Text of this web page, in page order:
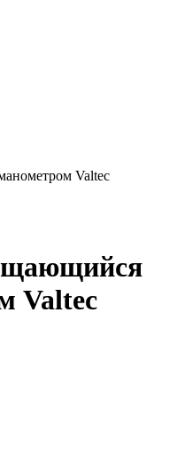
Valtec
Valtec